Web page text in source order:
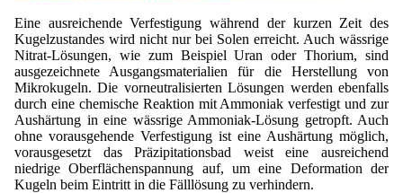
Eine ausreichende Verfestigung während der kurzen Zeit des
Kugelzustandes wird nicht nur bei Solen erreicht. Auch wässrige
Nitrat-Lösungen, wie zum Beispiel Uran oder Thorium, sind
ausgezeichnete Ausgangsmaterialien für die Herstellung von
Mikrokugeln. Die vorneutralisierten Lösungen werden ebenfalls
durch eine chemische Reaktion mit Ammoniak verfestigt und zur
Aushärtung in eine wässrige Ammoniak-Lösung getropft. Auch
ohne vorausgehende Verfestigung ist eine Aushärtung möglich,
vorausgesetzt das Präzipitationsbad weist eine ausreichend
niedrige Oberflächenspannung auf, um eine Deformation der
Kugeln beim Eintritt in die Fälllösung zu verhindern.